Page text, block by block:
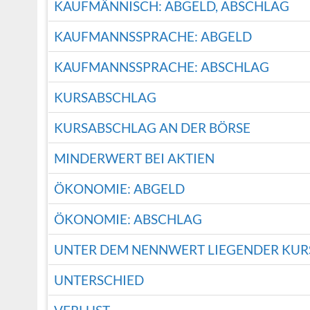
KAUFMÄNNISCH: ABGELD, ABSCHLAG
KAUFMANNSSPRACHE: ABGELD
KAUFMANNSSPRACHE: ABSCHLAG
KURSABSCHLAG
KURSABSCHLAG AN DER BÖRSE
MINDERWERT BEI AKTIEN
ÖKONOMIE: ABGELD
ÖKONOMIE: ABSCHLAG
UNTER DEM NENNWERT LIEGENDER
UNTERSCHIED